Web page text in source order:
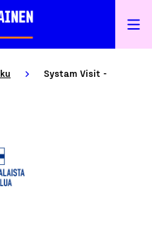
Systam Visit -